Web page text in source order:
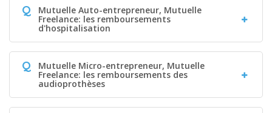
Q Mutuelle Auto-entrepreneur, Mutuelle
Freelance: les remboursements
d'hospitalisation
Q Mutuelle Micro-entrepreneur, Mutuelle
Freelance: les remboursements des
audioprothèses